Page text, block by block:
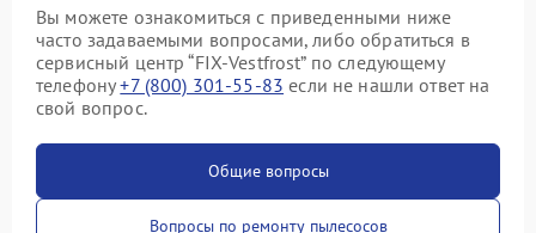
Вы можете ознакомиться с приведенными ниже
часто задаваемыми вопросами, либо обратиться в
сервисный центр “FIX-Vestfrost” по следующему
телефону+7 (800) 301-55-83 если не нашли ответ на
свой вопрос.
Общие вопросы
Вопросы по ремонту пылесосов